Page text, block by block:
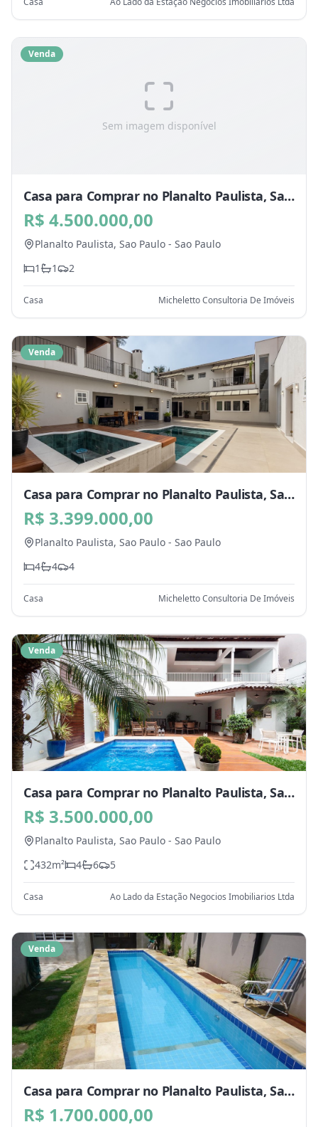
Sem imagem disponível
Venda
Casa para Comprar no Planalto Paulista, Sao
Paulo - SP
R$ 4.500.000,00
Planalto Paulista, Sao Paulo - Sao Paulo
1
1 2
Casa Micheletto Consultoria De Imóveis
Venda
Casa para Comprar no Planalto Paulista, Sao
Paulo - SP
R$ 3.399.000,00
Planalto Paulista, Sao Paulo - Sao Paulo
4
4 4
Casa Micheletto Consultoria De Imóveis
Venda
Casa para Comprar no Planalto Paulista, Sao
Paulo - SP
R$ 3.500.000,00
Planalto Paulista, Sao Paulo - Sao Paulo
432m² 4 6 5
Casa Ao Lado da Estação Negocios Imobiliarios Ltda
Venda
Casa para Comprar no Planalto Paulista, Sao
Paulo - SP
R$ 1.700.000,00